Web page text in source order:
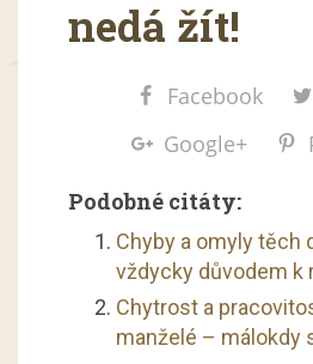
nedá žít!
Facebook
Google+
Podobné citáty:
Chyby a omyly těch
vždycky důvodem k
Chytrost a
manželé – málokdy